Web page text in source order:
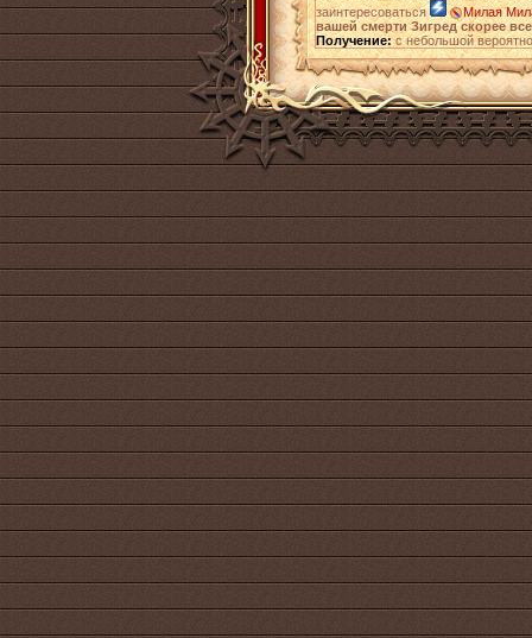
заинтересоваться
Милая
вашей смерти Зигред скорее
Получение:с небольшой